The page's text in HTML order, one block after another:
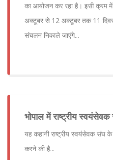
का आयोजन कर रहा है। इसी क्रम में
अक्टूबर से 12 अक्टूबर तक 11
संचलन निकाले जाएंगे...
भोपाल में राष्ट्रीय
यह कहानी राष्ट्रीय स्वयंसेवक संघ
करने की है...